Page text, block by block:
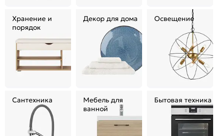
Хранение и
порядок
Декор для дома Освещение
Сантехника
Мебель для
ванной
Бытовая техника